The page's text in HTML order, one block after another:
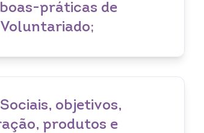
práticas de
objetivos,
produtos e